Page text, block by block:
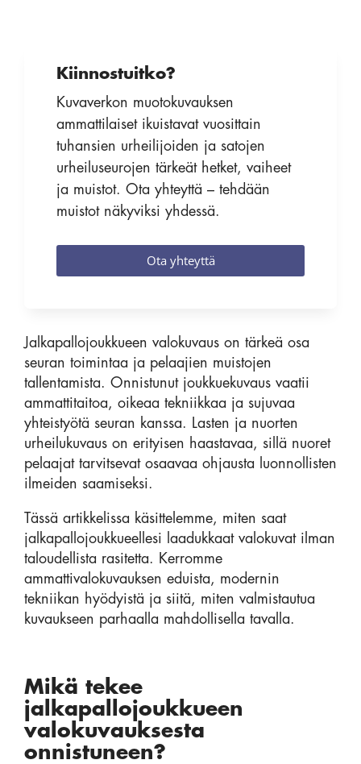
Jalkapallojoukkueen valokuvaus on tärkeä osa
seuran toimintaa ja pelaajien muistojen
tallentamista. Onnistunut joukkuekuvaus vaatii
ammattitaitoa, oikeaa tekniikkaa ja sujuvaa
yhteistyötä seuran kanssa. Lasten ja nuorten
urheilukuvaus on erityisen haastavaa, sillä nuoret
pelaajat tarvitsevat osaavaa ohjausta luonnollisten
ilmeiden saamiseksi.
Tässä artikkelissa käsittelemme, miten saat
jalkapallojoukkueellesi laadukkaat valokuvat ilman
taloudellista rasitetta. Kerromme
ammattivalokuvauksen eduista, modernin
tekniikan hyödyistä ja siitä, miten valmistautua
kuvaukseen parhaalla mahdollisella tavalla.
Mikä tekee
jalkapallojoukkueen
valokuvauksesta
onnistuneen?
Kiinnostuitko?
Kuvaverkon muotokuvauksen
ammattilaiset ikuistavat vuosittain
tuhansien urheilijoiden ja satojen
urheiluseurojen tärkeät hetket, vaiheet
ja muistot. Ota yhteyttä – tehdään
muistot näkyviksi yhdessä.
Ota yhteyttä